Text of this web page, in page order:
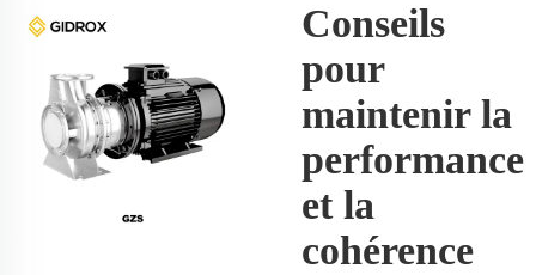
Conseils
pour
maintenir la
performance
et la
cohérence